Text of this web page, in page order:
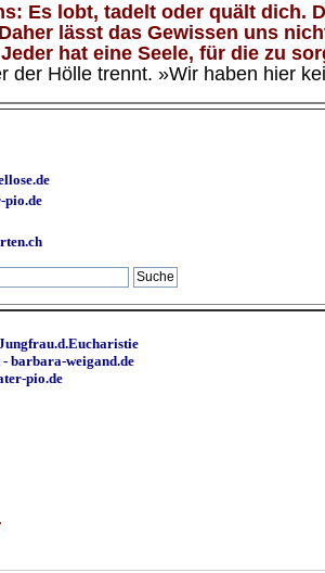
Es lobt, tadelt oder quält
lässt das Gewissen uns
hat eine Seele, für die zu
der Hölle trennt. »Wir haben hier
pio.de
-barbara-weigand.de
pio.de